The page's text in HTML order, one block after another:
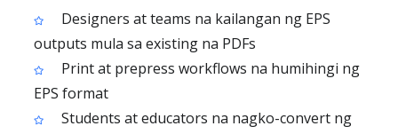
Designers at teams na kailangan ng EPS
outputs mula sa existing na PDFs
Print at prepress workflows na humihingi ng
EPS format
Students at educators na nagko-convert ng